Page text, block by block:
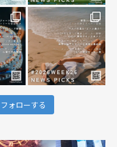
フォローする